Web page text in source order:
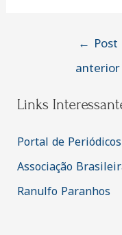
Navegação
← Post
anterior
Links
Portal de Periódicos
Associação
Ranulfo Paranhos